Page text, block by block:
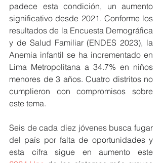
padece esta condición, un aumento
significativo desde 2021. Conforme los
resultados de la Encuesta Demográfica
y de Salud Familiar (ENDES 2023), la
Anemia infantil se ha incrementado en
Lima Metropolitana a 34.7% en niños
menores de 3 años. Cuatro distritos no
cumplieron con compromisos sobre
este tema.
Seis de cada diez jóvenes busca fugar
del país por falta de oportunidades y